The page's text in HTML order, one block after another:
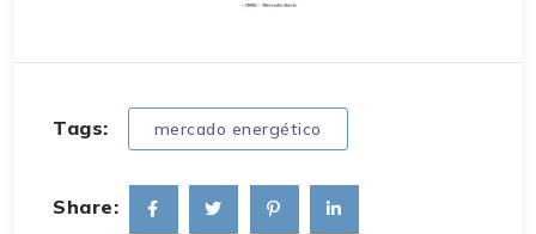
Tags: mercado energético
Share: